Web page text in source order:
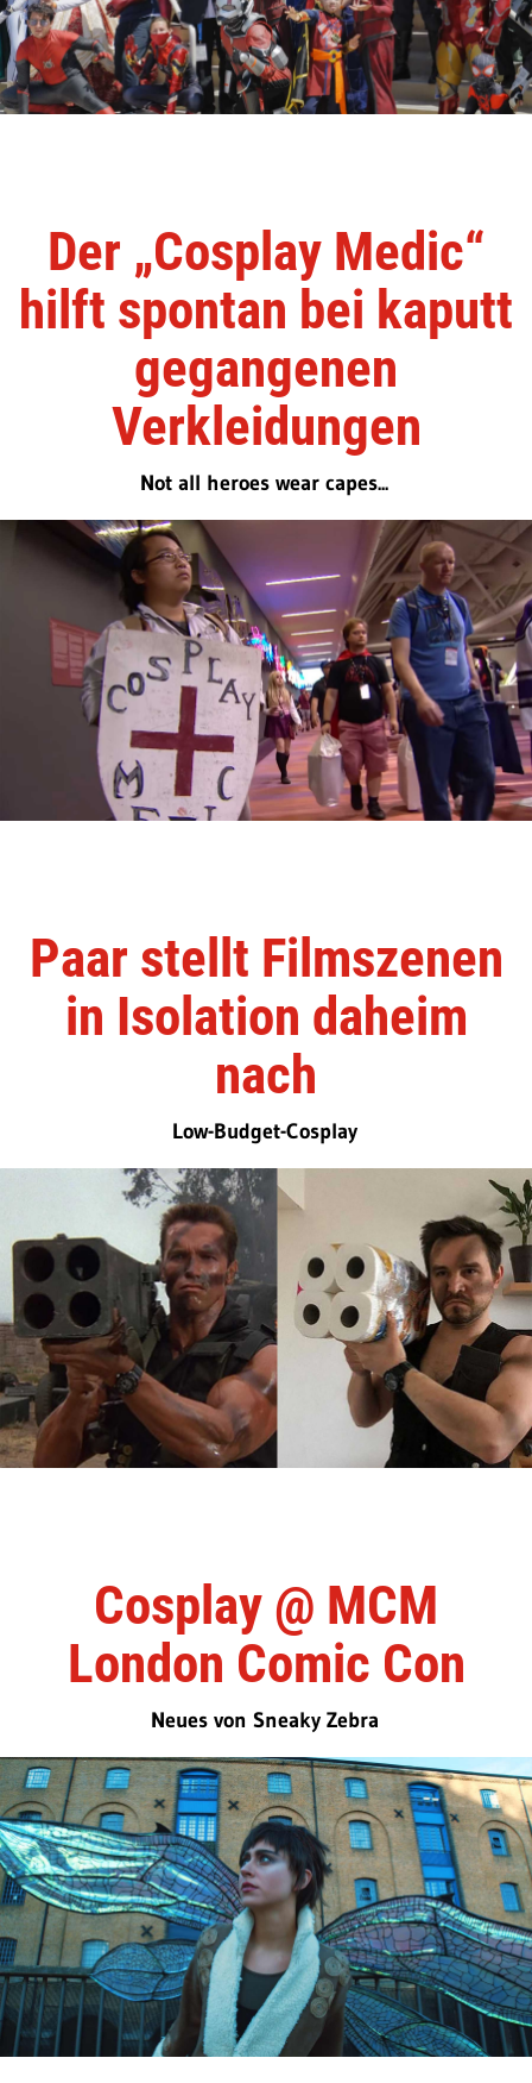
Der „Cosplay Medic“
hilft spontan bei kaputt
gegangenen
Verkleidungen
Not all heroes wear capes...
Paar stellt Filmszenen
in Isolation daheim
nach
Low-Budget-Cosplay
Cosplay @ MCM
London Comic Con
Neues von Sneaky Zebra